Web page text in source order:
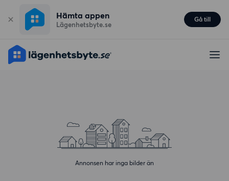
Hämta appen
Lägenhetsbyte.se
Gå till
Annonsen har inga bilder än